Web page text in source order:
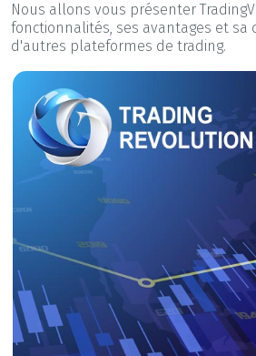
Nous allons vous présenter
fonctionnalités, ses avantages et sa
d'autres plateformes de trading.